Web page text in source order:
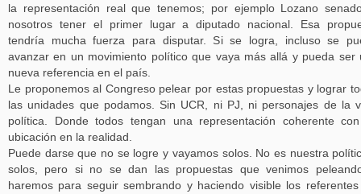
la representación real que tenemos; por ejemplo Lozano
nosotros tener el primer lugar a diputado nacional. Esa
tendría mucha fuerza para disputar. Si se logra, incluso se
avanzar en un movimiento político que vaya más allá y pueda ser
nueva referencia en el país.
Le proponemos al Congreso pelear por estas propuestas y lograr
las unidades que podamos. Sin UCR, ni PJ, ni personajes de la
política. Donde todos tengan una representación coherente
ubicación en la realidad.
Puede darse que no se logre y vayamos solos. No es nuestra
solos, pero si no se dan las propuestas que venimos
haremos para seguir sembrando y haciendo visible los